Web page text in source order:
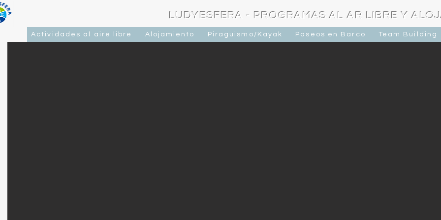
LUDYESFERA - PROGRAMAS AL AR LIBRE Y
Actividades al aire libre Alojamiento Piraguismo/Kayak Paseos en Barco Team Building